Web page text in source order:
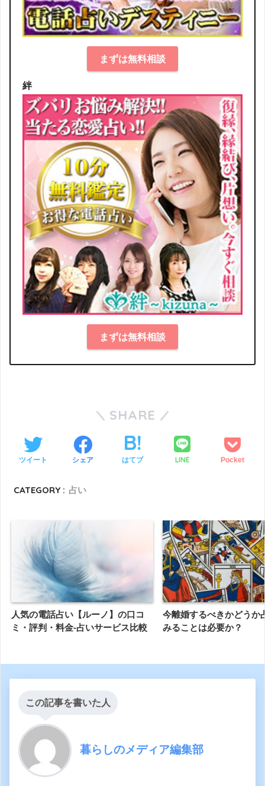
まずは無料相談
絆
まずは無料相談
SHARE
ツイート シェア はてブ LINE Pocket
CATEGORY : 占い
人気の電話占い【ルーノ】の口コ
ミ・評判・料金-占いサービス比較
今離婚するべきかどうか
みることは必要か？
この記事を書いた人
暮らしのメディア編集部